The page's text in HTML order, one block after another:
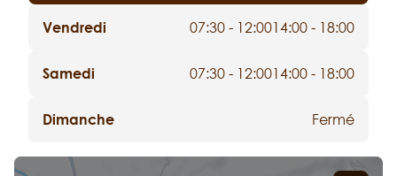
Vendredi 07:30 - 12:0014:00 - 18:00
Samedi 07:30 - 12:0014:00 - 18:00
Dimanche Fermé